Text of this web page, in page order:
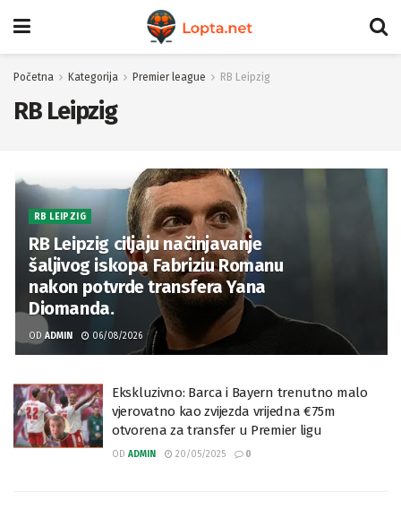
Početna Kategorija Premier league RB Leipzig
RB Leipzig
RB LEIPZIG
RB Leipzig ciljaju načinjavanje
šaljivog iskopa Fabriziu Romanu
nakon potvrde transfera Yana
Diomanda.
OD ADMIN 06/08/2026
Ekskluzivno: Barca i Bayern trenutno malo
vjerovatno kao zvijezda vrijedna €75m
otvorena za transfer u Premier ligu
OD ADMIN 20/05/2025 0